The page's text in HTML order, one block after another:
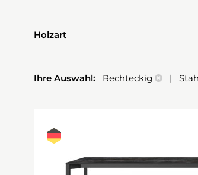
Holzart
Ihre Auswahl: Rechteckig |